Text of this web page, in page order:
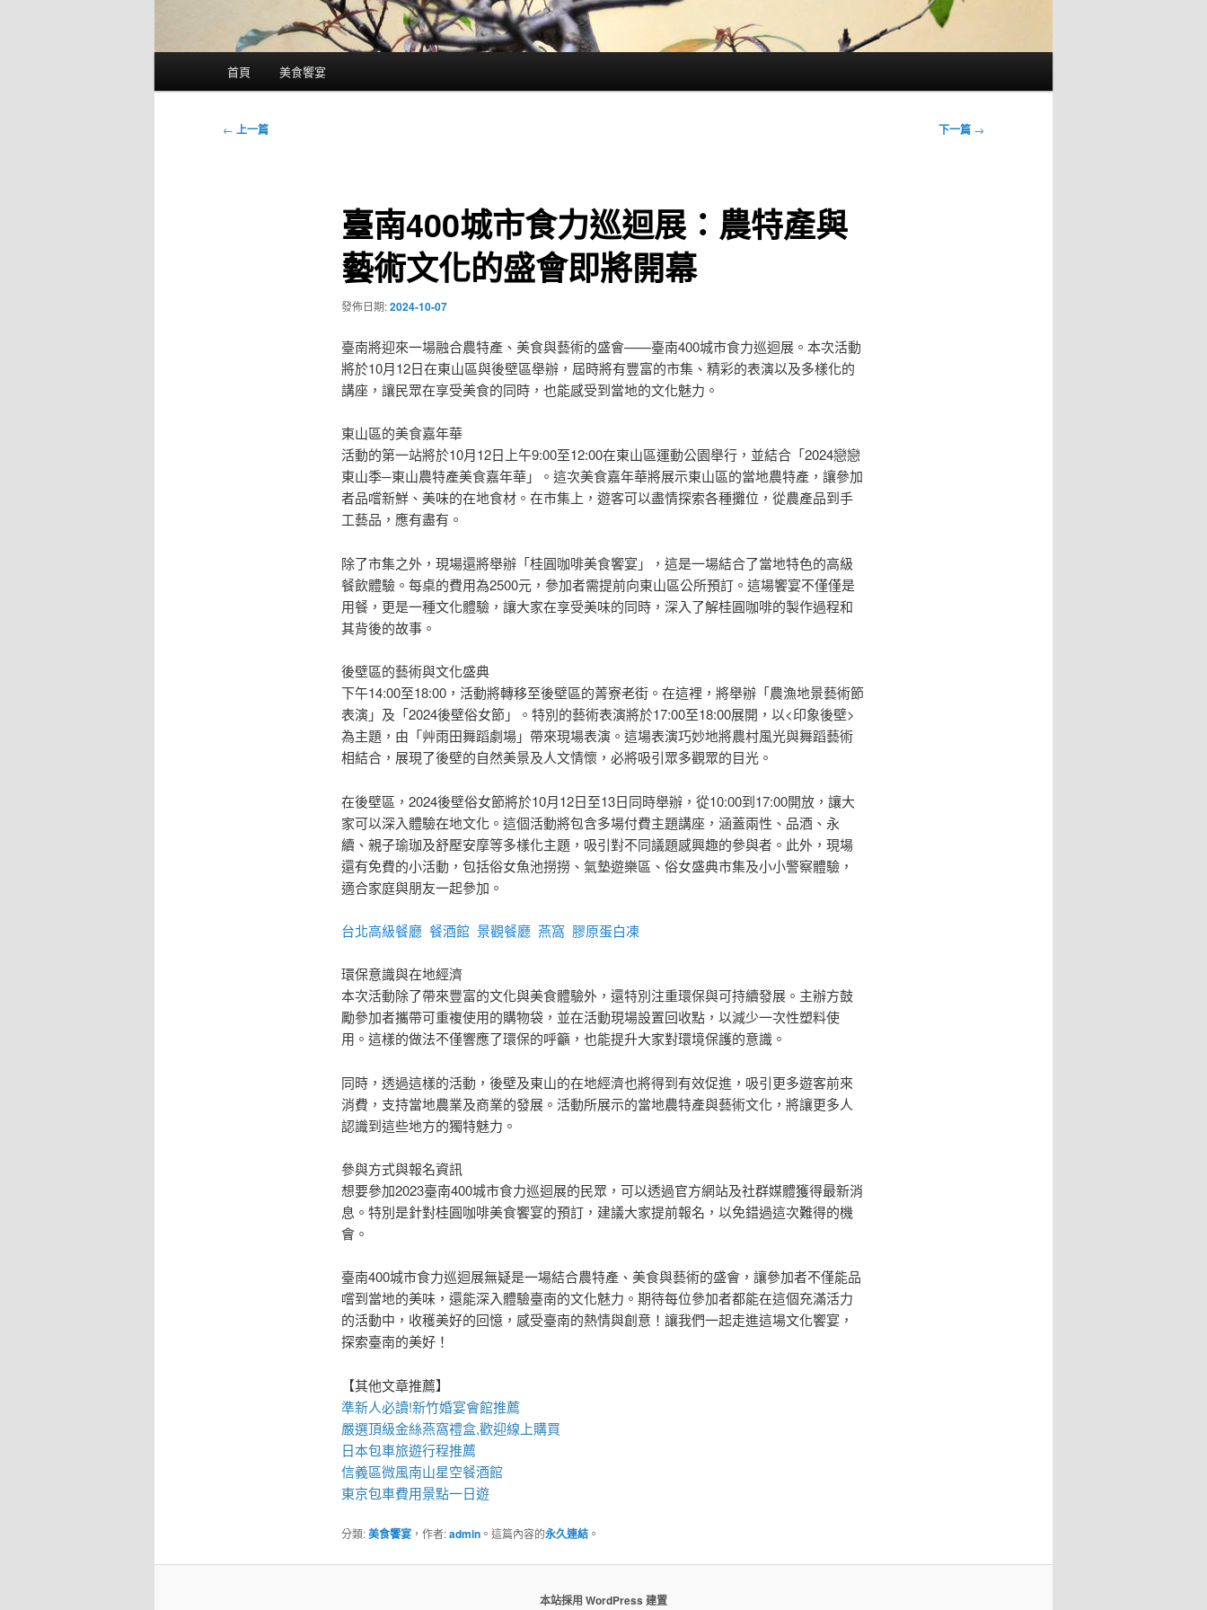
首頁 美食饗宴
文
← 上一篇 下一篇 →
臺南400城市食力巡迴展：農特產與
藝術文化的盛會即將開幕
發佈日期:2024-10-07
臺南將迎來一場融合農特產、美食與藝術的盛會——臺南400城市食力巡迴展。本次活動
將於10月12日在東山區與後壁區舉辦，屆時將有豐富的市集、精彩的表演以及多樣化的
講座，讓民眾在享受美食的同時，也能感受到當地的文化魅力。
東山區的美食嘉年華
活動的第一站將於10月12日上午9:00至12:00在東山區運動公園舉行，並結合「2024戀戀
東山季─東山農特產美食嘉年華」。這次美食嘉年華將展示東山區的當地農特產，讓參加
者品嚐新鮮、美味的在地食材。在市集上，遊客可以盡情探索各種攤位，從農產品到手
工藝品，應有盡有。
除了市集之外，現場還將舉辦「桂圓咖啡美食饗宴」，這是一場結合了當地特色的高級
餐飲體驗。每桌的費用為2500元，參加者需提前向東山區公所預訂。這場饗宴不僅僅是
用餐，更是一種文化體驗，讓大家在享受美味的同時，深入了解桂圓咖啡的製作過程和
其背後的故事。
後壁區的藝術與文化盛典
下午14:00至18:00，活動將轉移至後壁區的菁寮老街。在這裡，將舉辦「農漁地景藝術節
表演」及「2024後壁俗女節」。特別的藝術表演將於17:00至18:00展開，以<印象後壁>
為主題，由「艸雨田舞蹈劇場」帶來現場表演。這場表演巧妙地將農村風光與舞蹈藝術
相結合，展現了後壁的自然美景及人文情懷，必將吸引眾多觀眾的目光。
在後壁區，2024後壁俗女節將於10月12日至13日同時舉辦，從10:00到17:00開放，讓大
家可以深入體驗在地文化。這個活動將包含多場付費主題講座，涵蓋兩性、品酒、永
續、親子瑜珈及舒壓安摩等多樣化主題，吸引對不同議題感興趣的參與者。此外，現場
還有免費的小活動，包括俗女魚池撈撈、氣墊遊樂區、俗女盛典市集及小小警察體驗，
適合家庭與朋友一起參加。
台北高級餐廳 餐酒館 景觀餐廳 燕窩 膠原蛋白凍
環保意識與在地經濟
本次活動除了帶來豐富的文化與美食體驗外，還特別注重環保與可持續發展。主辦方鼓
勵參加者攜帶可重複使用的購物袋，並在活動現場設置回收點，以減少一次性塑料使
用。這樣的做法不僅響應了環保的呼籲，也能提升大家對環境保護的意識。
同時，透過這樣的活動，後壁及東山的在地經濟也將得到有效促進，吸引更多遊客前來
消費，支持當地農業及商業的發展。活動所展示的當地農特產與藝術文化，將讓更多人
認識到這些地方的獨特魅力。
參與方式與報名資訊
想要參加2023臺南400城市食力巡迴展的民眾，可以透過官方網站及社群媒體獲得最新消
息。特別是針對桂圓咖啡美食饗宴的預訂，建議大家提前報名，以免錯過這次難得的機
會。
臺南400城市食力巡迴展無疑是一場結合農特產、美食與藝術的盛會，讓參加者不僅能品
嚐到當地的美味，還能深入體驗臺南的文化魅力。期待每位參加者都能在這個充滿活力
的活動中，收穫美好的回憶，感受臺南的熱情與創意！讓我們一起走進這場文化饗宴，
探索臺南的美好！
【其他文章推薦】
準新人必讀!新竹婚宴會館推薦
嚴選頂級金絲燕窩禮盒,歡迎線上購買
日本包車旅遊行程推薦
信義區微風南山星空餐酒館
東京包車費用景點一日遊
分類:美食饗宴，作者:admin。這篇內容的永久連結。
本站採用 WordPress 建置